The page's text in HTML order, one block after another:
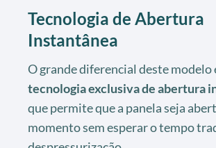
Tecnologia de Abertura
Instantânea
O grande diferencial deste modelo
tecnologia exclusiva de abertura
que permite que a panela seja
momento sem esperar o tempo